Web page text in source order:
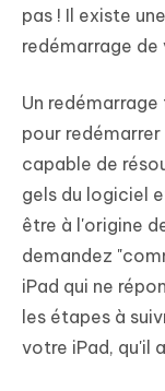
pas ! Il existe
redémarrage de
Un
pour
capable de
gels du logiciel
être à l'origine
demandez
iPad qui ne
les étapes à
votre iPad, qu'il